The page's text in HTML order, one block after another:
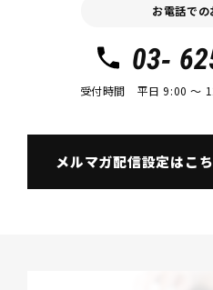
お電話での
03-
受付時間 平日 9:00 〜
メルマガ配信設定はこ